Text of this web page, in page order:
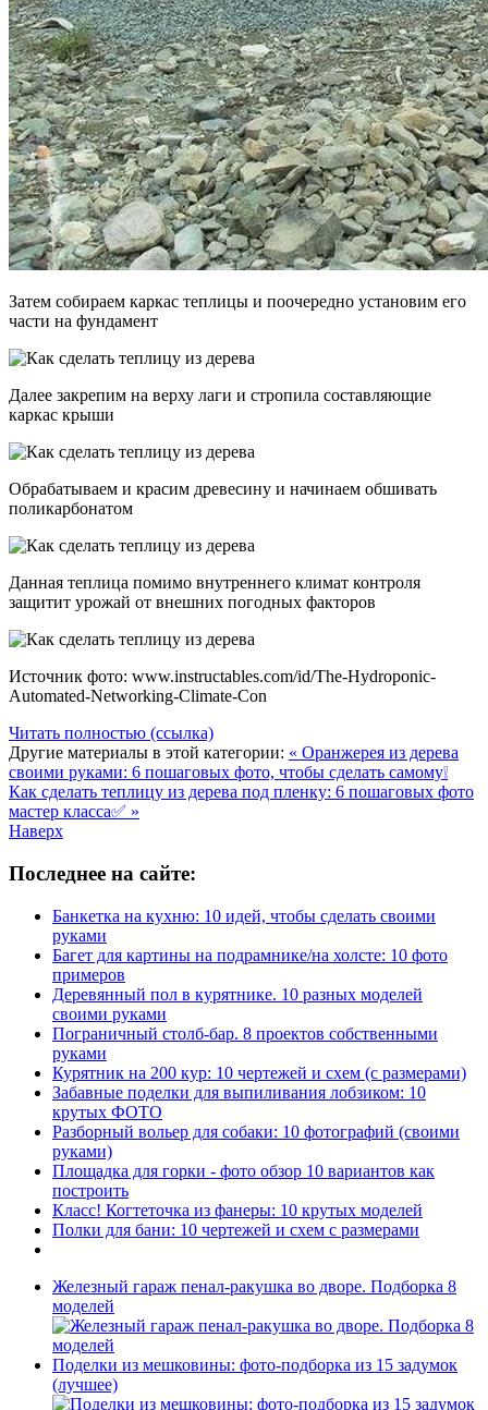
Затем собираем каркас теплицы и поочередно установим его
части на фундамент
Далее закрепим на верху лаги и стропила составляющие
каркас крыши
Обрабатываем и красим древесину и начинаем обшивать
поликарбонатом
Данная теплица помимо внутреннего климат контроля
защитит урожай от внешних погодных факторов
Источник фото: www.instructables.com/id/The-Hydroponic-
Automated-Networking-Climate-Con
Читать полностью (ссылка)
Другие материалы в этой категории: « Оранжерея из дерева
своими руками: 6 пошаговых фото, чтобы сделать самому❕
Как сделать теплицу из дерева под пленку: 6 пошаговых фото
мастер класса✅ »
Наверх
Последнее на сайте:
Банкетка на кухню: 10 идей, чтобы сделать своими
руками
Багет для картины на подрамнике/на холсте: 10 фото
примеров
Деревянный пол в курятнике. 10 разных моделей
своими руками
Пограничный столб-бар. 8 проектов собственными
руками
Курятник на 200 кур: 10 чертежей и схем (с размерами)
Забавные поделки для выпиливания лобзиком: 10
крутых ФОТО
Разборный вольер для собаки: 10 фотографий (своими
руками)
Площадка для горки - фото обзор 10 вариантов как
построить
Класс! Когтеточка из фанеры: 10 крутых моделей
Полки для бани: 10 чертежей и схем с размерами
Железный гараж пенал-ракушка во дворе. Подборка 8
моделей
Поделки из мешковины: фото-подборка из 15 задумок
(лучшее)